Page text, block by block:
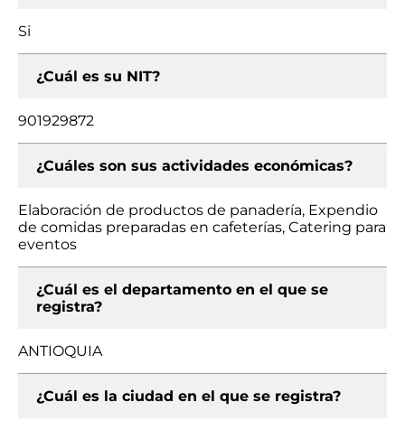
Si
¿Cuál es su NIT?
901929872
¿Cuáles son sus actividades económicas?
Elaboración de productos de panadería, Expendio
de comidas preparadas en cafeterías, Catering para
eventos
¿Cuál es el departamento en el que se
registra?
ANTIOQUIA
¿Cuál es la ciudad en el que se registra?